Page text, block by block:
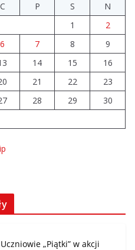
C P S
N
1
2
6 7 8
9
14 15
16
21 22
23
28 29
30
„Piątki” w akcji